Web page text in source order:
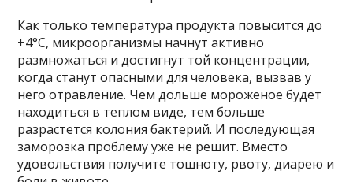
Как только температура продукта повысится до
+4°C, микроорганизмы начнут активно
размножаться и достигнут той концентрации,
когда станут опасными для человека, вызвав у
него отравление. Чем дольше мороженое будет
находиться в теплом виде, тем больше
разрастется колония бактерий. И последующая
заморозка проблему уже не решит. Вместо
удовольствия получите тошноту, рвоту, диарею и